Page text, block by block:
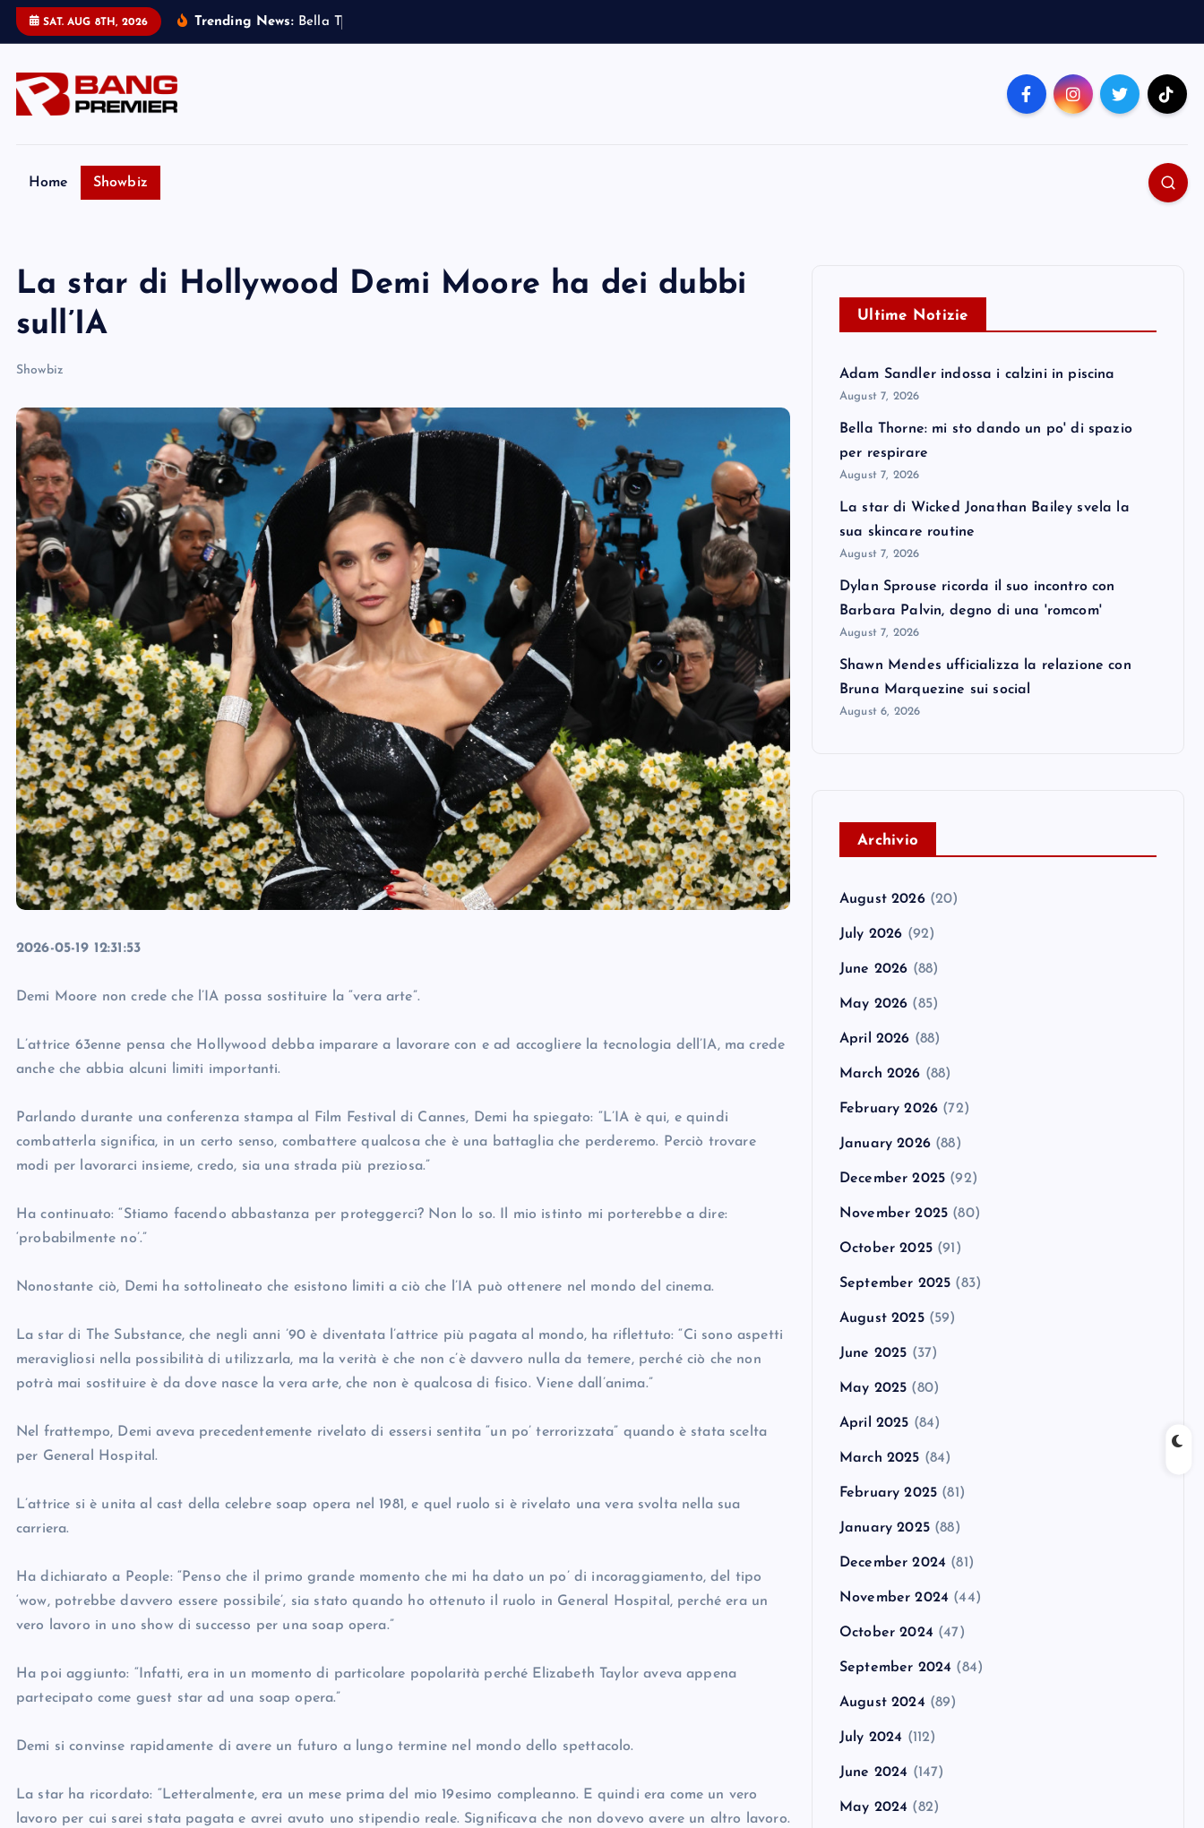
SAT. AUG 8TH, 2026 Trending News: Be a T
Home Showbiz
La star di Hollywood Demi Moore ha dei dubbi
sull’IA
Showbiz
2026-05-19 12:31:53
Demi Moore non crede che l’IA possa sostituire la “vera arte”.
L’attrice 63enne pensa che Hollywood debba imparare a lavorare con e ad accogliere la tecnologia dell’IA, ma crede
anche che abbia alcuni limiti importanti.
Parlando durante una conferenza stampa al Film Festival di Cannes, Demi ha spiegato: “L’IA è qui, e quindi
combatterla significa, in un certo senso, combattere qualcosa che è una battaglia che perderemo. Perciò trovare
modi per lavorarci insieme, credo, sia una strada più preziosa.”
Ha continuato: “Stiamo facendo abbastanza per proteggerci? Non lo so. Il mio istinto mi porterebbe a dire:
‘probabilmente no’.”
Nonostante ciò, Demi ha sottolineato che esistono limiti a ciò che l’IA può ottenere nel mondo del cinema.
La star di The Substance, che negli anni ’90 è diventata l’attrice più pagata al mondo, ha riflettuto: “Ci sono aspetti
meravigliosi nella possibilità di utilizzarla, ma la verità è che non c’è davvero nulla da temere, perché ciò che non
potrà mai sostituire è da dove nasce la vera arte, che non è qualcosa di fisico. Viene dall’anima.”
Nel frattempo, Demi aveva precedentemente rivelato di essersi sentita “un po’ terrorizzata” quando è stata scelta
per General Hospital.
L’attrice si è unita al cast della celebre soap opera nel 1981, e quel ruolo si è rivelato una vera svolta nella sua
carriera.
Ha dichiarato a People: “Penso che il primo grande momento che mi ha dato un po’ di incoraggiamento, del tipo
‘wow, potrebbe davvero essere possibile’, sia stato quando ho ottenuto il ruolo in General Hospital, perché era un
vero lavoro in uno show di successo per una soap opera.”
Ha poi aggiunto: “Infatti, era in un momento di particolare popolarità perché Elizabeth Taylor aveva appena
partecipato come guest star ad una soap opera.”
Demi si convinse rapidamente di avere un futuro a lungo termine nel mondo dello spettacolo.
La star ha ricordato: “Letteralmente, era un mese prima del mio 19esimo compleanno. E quindi era come un vero
lavoro per cui sarei stata pagata e avrei avuto uno stipendio reale. Significava che non dovevo avere un altro lavoro.
Ultime Notizie
Adam Sandler indossa i calzini in piscina
August 7, 2026
Bella Thorne: mi sto dando un po' di spazio
per respirare
August 7, 2026
La star di Wicked Jonathan Bailey svela la
sua skincare routine
August 7, 2026
Dylan Sprouse ricorda il suo incontro con
Barbara Palvin, degno di una 'romcom'
August 7, 2026
Shawn Mendes ufficializza la relazione con
Bruna Marquezine sui social
August 6, 2026
Archivio
August 2026(20)
July 2026 (92)
June 2026 (88)
May 2026 (85)
April 2026 (88)
March 2026 (88)
February 2026 (72)
January 2026(88)
December 2025 (92)
November 2025 (80)
October 2025(91)
September 2025 (83)
August 2025(59)
June 2025 (37)
May 2025 (80)
April 2025 (84)
March 2025 (84)
February 2025 (81)
January 2025(88)
December 2024 (81)
November 2024 (44)
October 2024 (47)
September 2024 (84)
August 2024 (89)
July 2024 (112)
June 2024 (147)
May 2024 (82)